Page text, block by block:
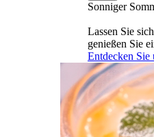
Sonniger
Lassen Sie
genießen Sie
Entdecken Sie